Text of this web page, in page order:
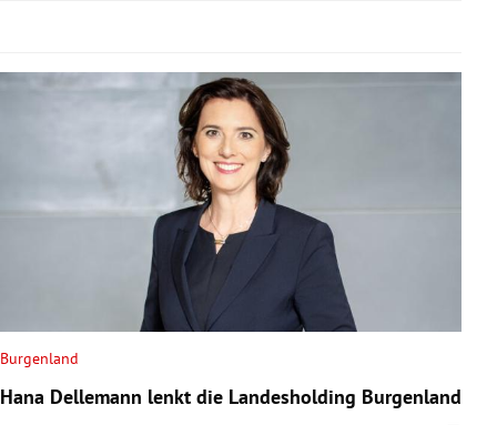
Untermenü
Untermenü
Burgenland
Hana Dellemann lenkt die Landesholding Burgenland